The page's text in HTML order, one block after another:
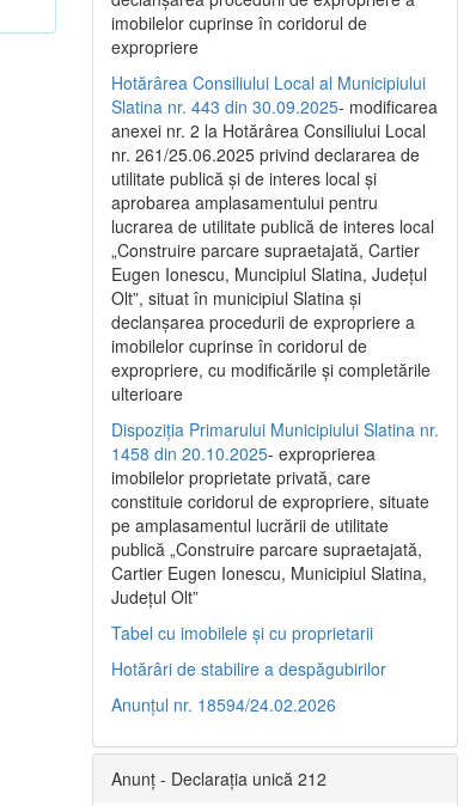
imobilelor cuprinse în coridorul de
expropriere
Hotărârea Consiliului Local al Municipiului
Slatina nr. 443 din 30.09.2025- modificarea
anexei nr. 2 la Hotărârea Consiliului Local
nr. 261/25.06.2025 privind declararea de
utilitate publică şi de interes local şi
aprobarea amplasamentului pentru
lucrarea de utilitate publică de interes local
„Construire parcare supraetajată, Cartier
Eugen Ionescu, Muncipiul Slatina, Judeţul
Olt”, situat în municipiul Slatina şi
declanşarea procedurii de expropriere a
imobilelor cuprinse în coridorul de
expropriere, cu modificările şi completările
ulterioare
Dispoziția Primarului Municipiului Slatina nr.
1458 din 20.10.2025- exproprierea
imobilelor proprietate privată, care
constituie coridorul de expropriere, situate
pe amplasamentul lucrării de utilitate
publică „Construire parcare supraetajată,
Cartier Eugen Ionescu, Municipiul Slatina,
Județul Olt”
Tabel cu imobilele și cu proprietarii
Hotărâri de stabilire a despăgubirilor
Anunțul nr. 18594/24.02.2026
Anunț - Declarația unică 212